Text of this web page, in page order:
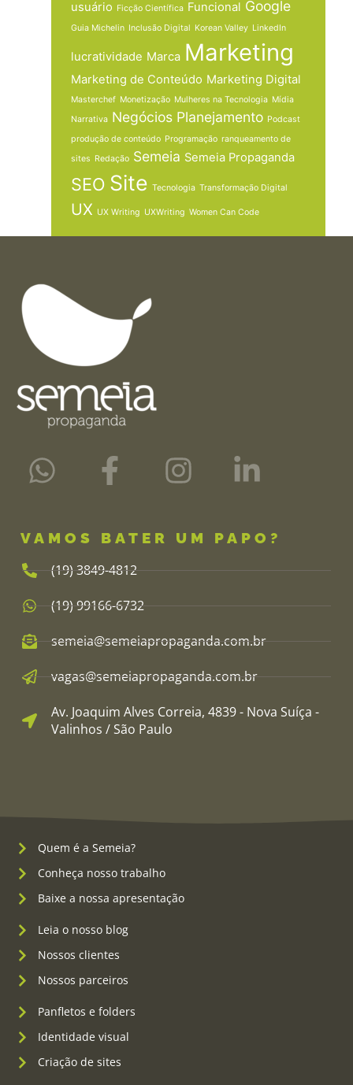
usuário Ficção Científica Funcional Google
Guia Michelin Inclusão Digital Korean Valley LinkedIn
lucratividade Marca Marketing
Marketing de Conteúdo Marketing Digital
Masterchef Monetização Mulheres na Tecnologia Mídia
Narrativa Negócios Planejamento Podcast
produção de conteúdo Programação ranqueamento de
sites Redação Semeia Semeia Propaganda
SEO Site Tecnologia Transformação Digital
UX UX Writing UXWriting Women Can Code
VAMOS BATER UM PAPO?
(19) 3849-4812​
(19) 99166-6732
semeia@semeiapropaganda.com.br​
vagas@semeiapropaganda.com.br​
Av. Joaquim Alves Correia, 4839 - Nova Suíça -
Valinhos / São Paulo
Quem é a Semeia?
Conheça nosso trabalho
Baixe a nossa apresentação
Leia o nosso blog
Nossos clientes
Nossos parceiros
Panfletos e folders
Identidade visual
Criação de sites